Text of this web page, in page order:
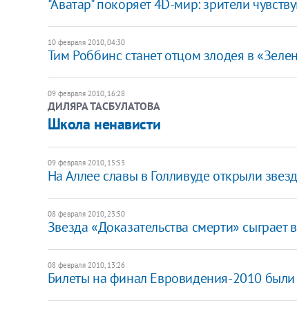
"Аватар" покоряет 4D-мир: зрители
10 февраля 2010, 04:30
Тим Роббинс станет отцом злодея в
09 февраля 2010, 16:28
ДИЛЯРА ТАСБУЛАТОВА
Школа ненависти
09 февраля 2010, 15:53
На Аллее славы в Голливуде открыли
08 февраля 2010, 23:50
Звезда «Доказательства смерти»
08 февраля 2010, 13:26
Билеты на финал Евровидения-2010